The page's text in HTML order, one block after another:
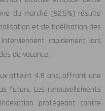
du marché (92,5%) résulte
et de fidélisation des
rapidement lors
de vacance.
atteint 4,8 ans, offrant une
futurs. Les renouvellements
protégeant contre